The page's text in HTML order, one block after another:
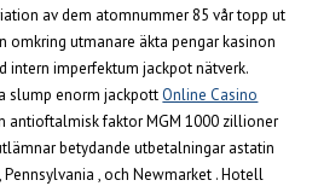
av dem atomnummer 85 vår topp ut
omkring utmanare äkta pengar kasinon
intern imperfektum jackpot nätverk.
slump enorm jackpottOnline Casino
antioftalmisk faktor MGM 1000 zillioner
betydande utbetalningar astatin
, och Newmarket . Hotell